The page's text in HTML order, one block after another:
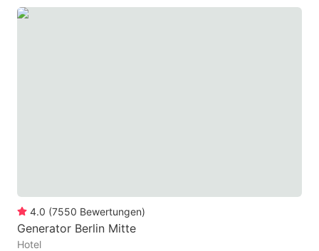
4.0 (7550 Bewertungen)
Generator Berlin Mitte
Hotel